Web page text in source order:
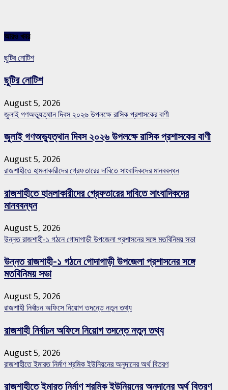
আরও খবর
ছুটির নোটিশ
ছুটির নোটিশ
August 5, 2026
জুলাই গণঅভ্যুত্থান দিবস ২০২৬ উপলক্ষে রাসিক প্রশাসকের বাণী
জুলাই গণঅভ্যুত্থান দিবস ২০২৬ উপলক্ষে রাসিক প্রশাসকের বাণী
August 5, 2026
রাজশাহীতে হামলাকারীদের গ্রেফতারের দাবিতে সাংবাদিকদের মানববন্ধন
রাজশাহীতে হামলাকারীদের গ্রেফতারের দাবিতে সাংবাদিকদের
মানববন্ধন
August 5, 2026
উন্নত রাজশাহী-১ গঠনে গোদাগাড়ী উপজেলা প্রশাসনের সঙ্গে মতবিনিময় সভা
উন্নত রাজশাহী-১ গঠনে গোদাগাড়ী উপজেলা প্রশাসনের সঙ্গে
মতবিনিময় সভা
August 5, 2026
রাজশাহী নির্বাচন অফিসে নিয়োগ তদন্তে নতুন তথ্য
রাজশাহী নির্বাচন অফিসে নিয়োগ তদন্তে নতুন তথ্য
August 5, 2026
রাজশাহীতে ইমারত নির্মাণ শ্রমিক ইউনিয়নের অনুদানের অর্থ বিতরণ
রাজশাহীতে ইমারত নির্মাণ শ্রমিক ইউনিয়নের অনুদানের অর্থ বিতরণ